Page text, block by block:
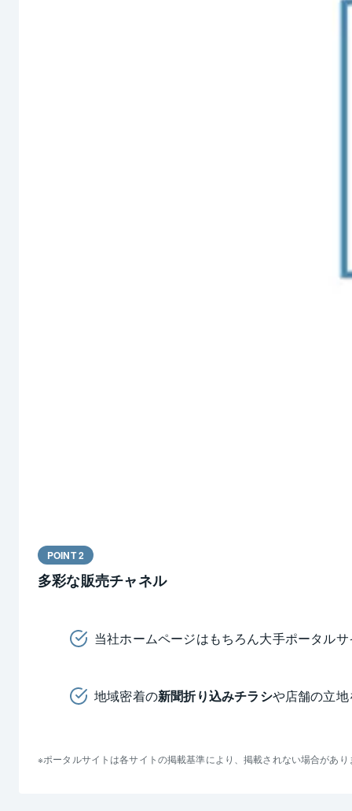
POINT 2
多彩な販売チャネル
当社ホームページはもちろん大手ポータル
地域密着の新聞折り込みチラシや店舗の立
ポータルサイトは各サイトの掲載基準により、掲載されない場合があり